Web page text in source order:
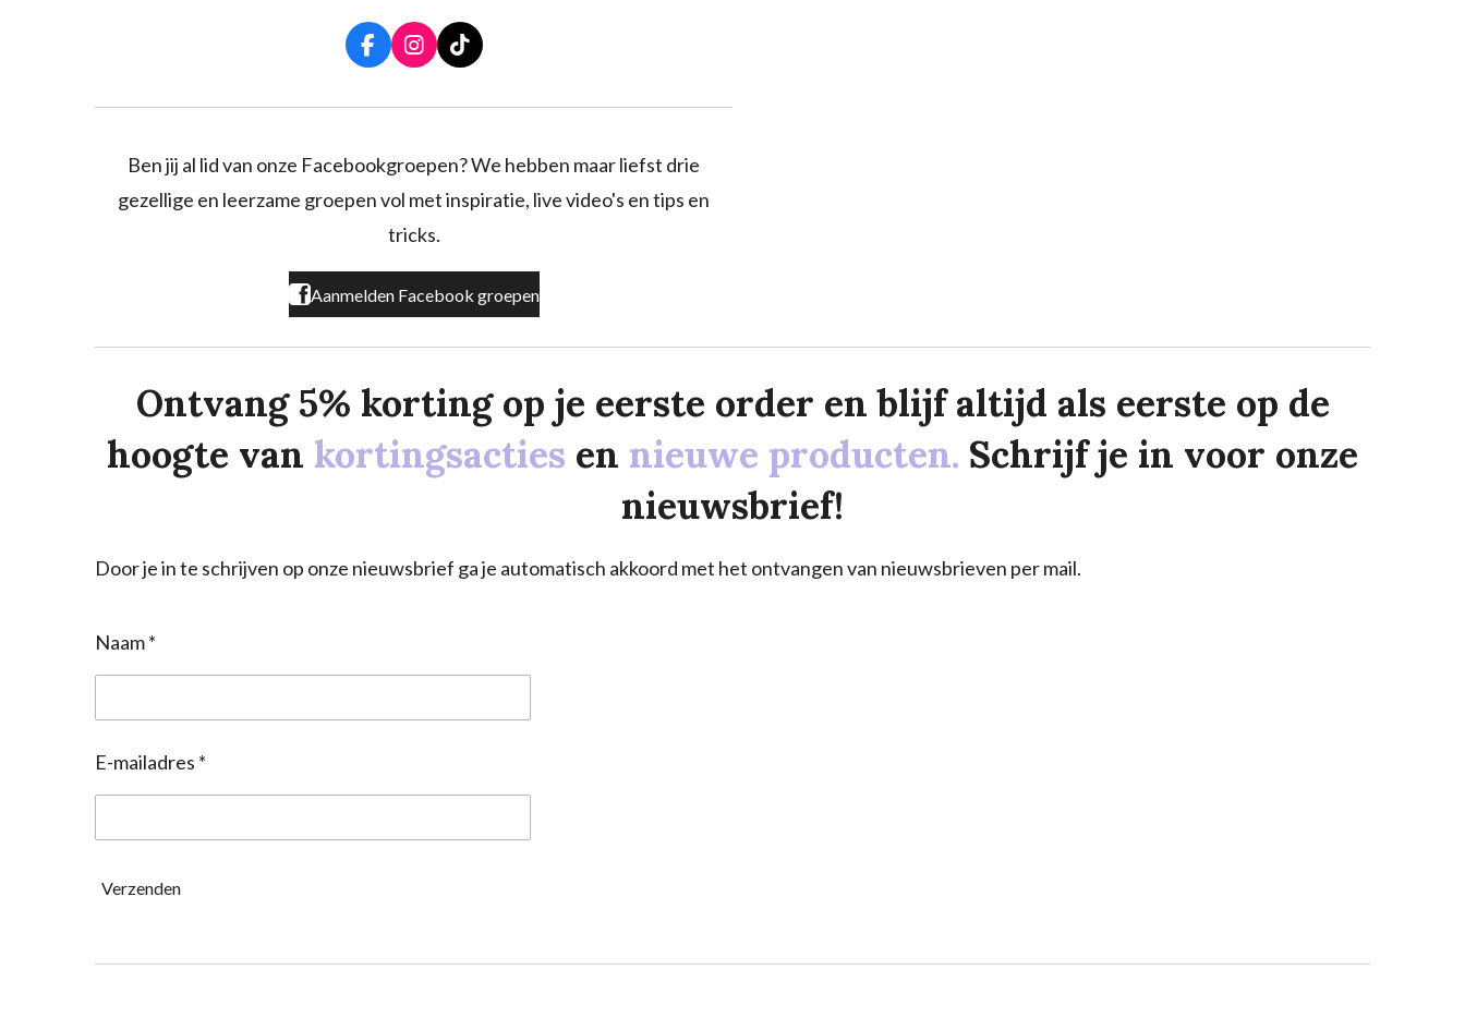
F
a
o
k
I
n
r
a
T
i
k
Ben jij al lid van onze Facebookgroepen? We hebben maar liefst drie
gezellige en leerzame groepen vol met inspiratie, live video's en tips en
tricks.
Aanmelden Facebook groepen
Ontvang 5% korting op je eerste order en blijf altijd als eerste op de
hoogte van kortingsacties en nieuwe producten. Schrijf je in voor onze
nieuwsbrief!
Door je in te schrijven op onze nieuwsbrief ga je automatisch akkoord met het ontvangen van nieuwsbrieven per mail.
Naam *
E-mailadres *
Verzenden